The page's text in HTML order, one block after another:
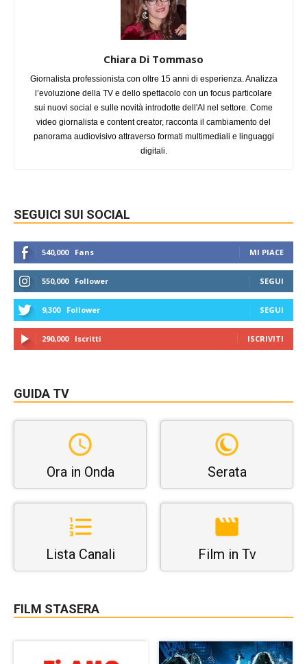
Chiara Di Tommaso
Giornalista professionista con oltre 15 anni di esperienza. Analizza
l’evoluzione della TV e dello spettacolo con un focus particolare
sui nuovi social e sulle novità introdotte dell'AI nel settore. Come
video giornalista e content creator, racconta il cambiamento del
panorama audiovisivo attraverso formati multimediali e linguaggi
digitali.
SEGUICI SUI SOCIAL
540,000 Fans MI PIACE
550,000 Follower SEGUI
9,300 Follower SEGUI
290,000 Iscritti ISCRIVITI
GUIDA TV
Ora in Onda Serata
Lista Canali Film in Tv
FILM STASERA